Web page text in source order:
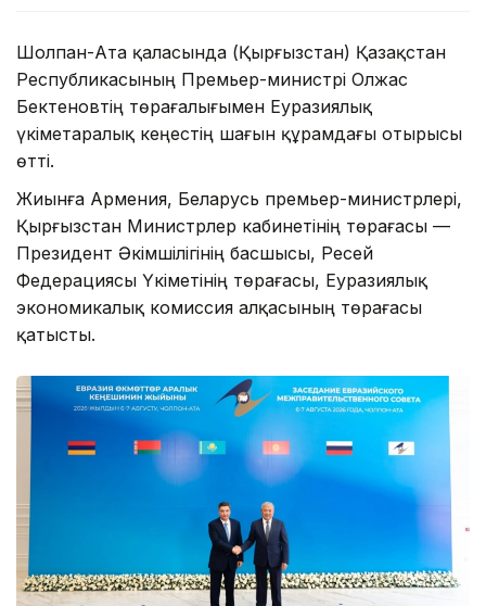
Шолпан-Ата қаласында (Қырғызстан) Қазақстан
Республикасының Премьер-министрі Олжас
Бектеновтің төрағалығымен Еуразиялық
үкіметаралық кеңестің шағын құрамдағы отырысы
өтті.
Жиынға Армения, Беларусь премьер-министрлері,
Қырғызстан Министрлер кабинетінің төрағасы —
Президент Әкімшілігінің басшысы, Ресей
Федерациясы Үкіметінің төрағасы, Еуразиялық
экономикалық комиссия алқасының төрағасы
қатысты.